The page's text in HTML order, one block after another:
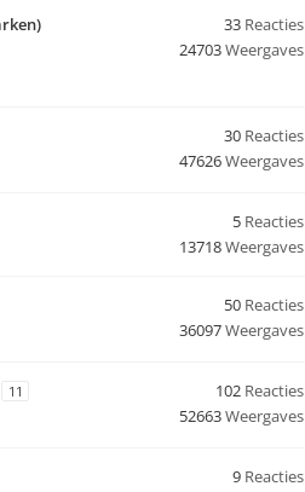
33 Reacties
24703Weergaves
30 Reacties
47626Weergaves
5 Reacties
13718Weergaves
50 Reacties
36097Weergaves
11 102 Reacties
52663Weergaves
9 Reacties